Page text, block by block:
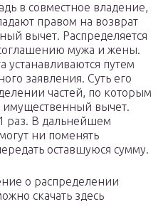
в совместное владение,
правом на возврат
вычет. Распределяется
мужа и жены.
устанавливаются путем
заявления. Суть его
частей, по которым
имущественный вычет.
раз. В дальнейшем
ни поменять
оставшуюся сумму.
о распределении
скачать здесь